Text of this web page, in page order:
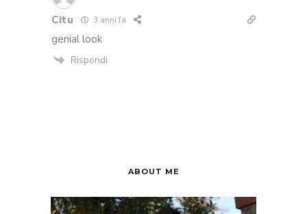
Citu 3 anni fa
genial look
Rispondi
ABOUT ME